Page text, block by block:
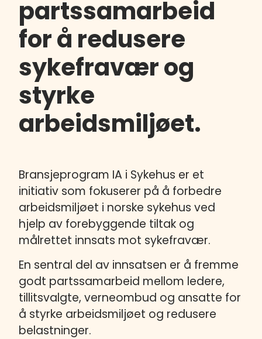
partssamarbeid
for å redusere
sykefravær og
styrke
arbeidsmiljøet.
Bransjeprogram IA i Sykehus er et
initiativ som fokuserer på å forbedre
arbeidsmiljøet i norske sykehus ved
hjelp av forebyggende tiltak og
målrettet innsats mot sykefravær.
En sentral del av innsatsen er å fremme
godt partssamarbeid mellom ledere,
tillitsvalgte, verneombud og ansatte for
å styrke arbeidsmiljøet og redusere
belastninger.